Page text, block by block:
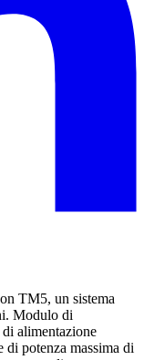
TM5, un sistema
Modulo di
alimentazione
potenza massima di